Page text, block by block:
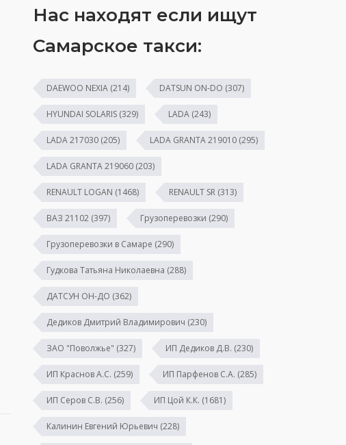
Нас находят если ищут
Самарское такси:
DAEWOO NEXIA(214) DATSUN ON-DO (307)
HYUNDAI SOLARIS(329) LADA(243)
LADA 217030(205) LADA GRANTA 219010(295)
LADA GRANTA 219060(203)
RENAULT LOGAN (1468) RENAULT SR(313)
ВАЗ 21102(397) Грузоперевозки (290)
Грузоперевозки в Самаре (290)
Гудкова Татьяна Николаевна (288)
ДАТСУН ОН-ДО (362)
Дедиков Дмитрий Владимирович (230)
ЗАО "Поволжье" (327) ИП Дедиков Д.В. (230)
ИП Краснов А.С. (259) ИП Парфенов С.А. (285)
ИП Серов С.В. (256) ИП Цой К.К. (1681)
Калинин Евгений Юрьевич (228)